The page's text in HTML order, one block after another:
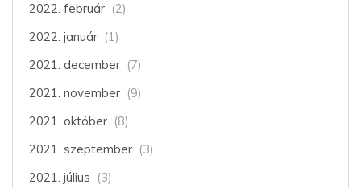
2022. február (2)
2022. január (1)
2021. december (7)
2021. november (9)
2021. október (8)
2021. szeptember (3)
2021. július (3)